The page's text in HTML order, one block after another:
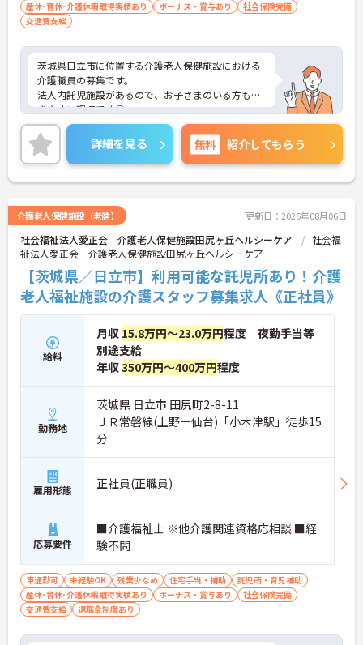
産休･育休･介護休暇取得実績あり ボーナス・賞与あり
社会保険完備
交通費支給
茨城県日立市に位置する介護老人保健施設における
介護職員の募集です。
法人内託児施設があるので、お子さまのいる方も働
きやすい環境です◎
住宅手当や資格手当など、嬉しい手当が豊富です♪
ご興味のある方には面接ポイントをお伝えしますの
で、お気軽にお問い合わせください！
詳細を見る 無料 紹介してもらう
介護老人保健施設（老健） 更新日：2026年08月06日
社会福祉法人愛正会 介護老人保健施設田尻ヶ丘ヘルシーケア
社会福
祉法人愛正会 介護老人保健施設田尻ヶ丘ヘルシーケア
【茨城県／日立市】利用可能な託児所あり！介護
老人福祉施設の介護スタッフ募集求人《正社員》
給料
月収 15.8万円～23.0万円程度 夜勤手当等
別途支給
年収350万円～400万円程度
勤務地
茨城県 日立市 田尻町2-8-11
ＪＲ常磐線(上野－仙台)「小木津駅」徒歩15
分
雇用形態 正社員(正職員)
応募要件
■介護福祉士 ※他介護関連資格応相談 ■経
験不問
車通勤可 未経験OK 残業少なめ 住宅手当・補助
託児所・育児補助
産休･育休･介護休暇取得実績あり
ボーナス・賞与あり
社会保険完備
交通費支給
退職金制度あり